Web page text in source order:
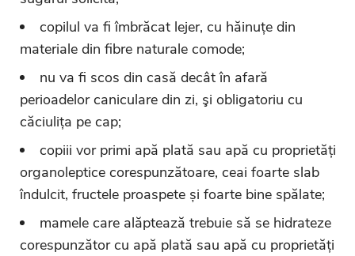
copilul va fi îmbrăcat lejer, cu hăinuțe din
materiale din fibre naturale comode;
nu va fi scos din casă decât în afară
perioadelor caniculare din zi, şi obligatoriu cu
căciulița pe cap;
copiii vor primi apă plată sau apă cu proprietăți
organoleptice corespunzătoare, ceai foarte slab
îndulcit, fructele proaspete și foarte bine spălate;
mamele care alăptează trebuie să se hidrateze
corespunzător cu apă plată sau apă cu proprietăți